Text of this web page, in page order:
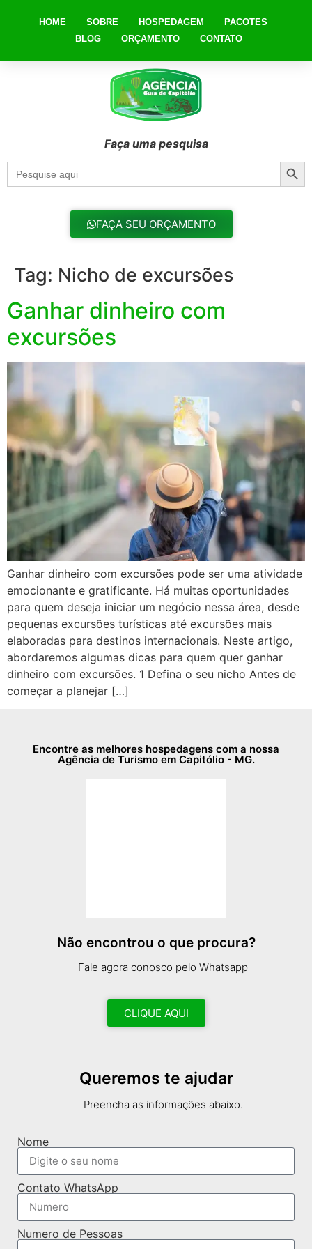
HOME SOBRE HOSPEDAGEM
PACOTES
BLOG
ORÇAMENTO CONTATO
Faça uma pesquisa
Search
for:
FAÇA SEU ORÇAMENTO
Tag: Nicho de excursões
Ganhar dinheiro com
excursões
Ganhar dinheiro com excursões pode ser uma atividade
emocionante e gratificante. Há muitas oportunidades
para quem deseja iniciar um negócio nessa área, desde
pequenas excursões turísticas até excursões mais
elaboradas para destinos internacionais. Neste artigo,
abordaremos algumas dicas para quem quer ganhar
dinheiro com excursões. 1 Defina o seu nicho Antes de
começar a planejar […]
Encontre as melhores hospedagens com a nossa
Agência de Turismo em Capitólio - MG.
Não encontrou o que procura?
Fale agora conosco pelo Whatsapp
CLIQUE AQUI
Queremos te ajudar
Preencha as informações abaixo.
Nome
Contato WhatsApp
Numero de Pessoas